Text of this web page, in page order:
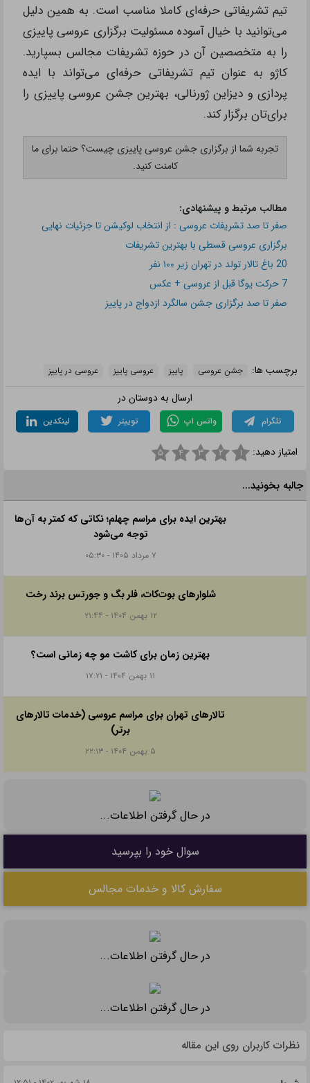
تیم تشریفاتی حرفه‌ای کاملا مناسب است. به همین دلیل
می‌توانید با خیال آسوده مسئولیت برگزاری عروسی پاییزی
را به متخصصین آن در حوزه تشریفات مجالس بسپارید.
کاژو به عنوان تیم تشریفاتی حرفه‌ای می‌تواند با ایده
پردازی و دیزاین ژورنالی، بهترین جشن عروسی پاییزی را
برای‌تان برگزار کند.
تجربه شما از برگزاری جشن عروسی پاییزی چیست؟ حتما برای ما
کامنت کنید.
مطالب مرتبط و پیشنهادی:
صفر تا صد تشریفات عروسی : از انتخاب لوکیشن تا جزئیات نهایی
برگزاری عروسی قسطی با بهترین تشریفات
20 باغ تالار تولد در تهران زیر ١٠٠ نفر
7 حركت یوگا قبل از عروسی + عكس
صفر تا صد برگزاری جشن سالگرد ازدواج در پاییز
برچسب ها: جشن عروسی پاییز عروسی پاییز عروسی در پاییز
ارسال به دوستان در
تلگرام واتس اپ توییتر لینکدین
امتیاز دهید: ۱ ۲ ۳ ۴ ۵
جالبه بخونید...
بهترین ایده برای مراسم چهلم؛ نکاتی که کمتر به آن‌ها
توجه می‌شود
۷ مرداد ۱۴۰۵ - ۰۵:۳۰
شلوارهای بوت‌کات، فلر بگ و جورتس برند رخت
۱۲ بهمن ۱۴۰۴ - ۲۱:۴۴
بهترین زمان برای کاشت مو چه زمانی است؟
۱۱ بهمن ۱۴۰۴ - ۱۷:۲۱
تالارهای تهران برای مراسم عروسی (خدمات تالارهای
برتر)
۵ بهمن ۱۴۰۴ - ۲۲:۱۳
در حال گرفتن اطلاعات...
سوال خود را بپرسید
سفارش کالا و خدمات مجالس
در حال گرفتن اطلاعات...
در حال گرفتن اطلاعات...
نظرات کاربران روی این مقاله